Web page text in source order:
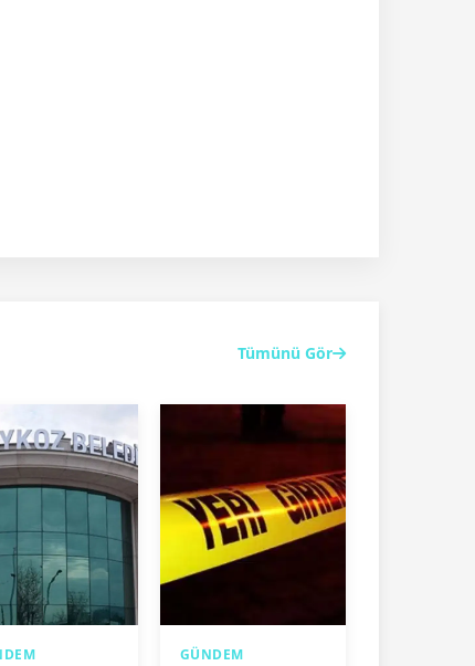
Tümünü Gör
GÜNDEM